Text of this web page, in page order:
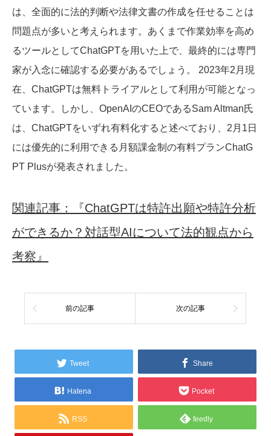
は、全面的に法的判断や法律文書の作成を任せることは
問題点が多いと考えられます。あくまで作業効率を高め
るツールとしてChatGPTを用いた上で、最終的には専門
家が入念に確認する必要があるでしょう。 2023年2月現
在、ChatGPTは無料トライアルとして利用が可能となっ
ています。しかし、OpenAIのCEOであるSam Altman氏
は、ChatGPTをいずれ有料化すると述べており、2月1日
には優先的に利用できる月額課金制の有料プランChatG
PT Plusが発表されました。
関連記事：『ChatGPTは特許出願や特許分析
ができるか？対話型AIについて法的観点から
考察』
前の記事 次の記事
Tweet Share
Hatena Pocket
RSS feedly